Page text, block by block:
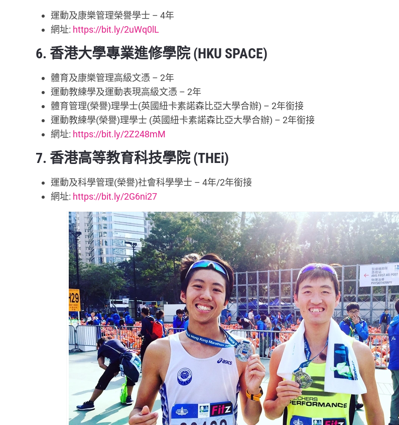
運動及康樂管理榮譽學士 – 4年
網址: https://bit.ly/2uWq0lL
6. 香港大學專業進修學院 (HKU SPACE)
體育及康樂管理高級文憑 – 2年
運動教練學及運動表現高級文憑 – 2年
體育管理(榮譽)理學士(英國紐卡素諾森比亞大學合辦) – 2年銜接
運動教練學(榮譽)理學士 (英國紐卡素諾森比亞大學合辦) – 2年銜接
網址: https://bit.ly/2Z248mM
7. 香港高等教育科技學院 (THEi)
運動及科學管理(榮譽)社會科學學士 – 4年/2年銜接
網址: https://bit.ly/2G6ni27